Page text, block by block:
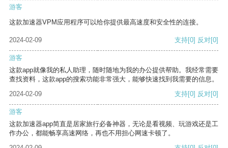
游客
这款加速器VPM应用程序可以给你提供最高速度和安全性的连接。
2024-02-09 支持[0] 反对[0]
游客
这款app就像我的私人助理，随时随地为我的办公提供帮助。我经常需要
查找资料，这款app的搜索功能非常强大，能够快速找到我需要的信息。
2024-02-09
支持[0] 反对[0]
游客
这款加速器app简直是居家旅行必备神器，无论是看视频、玩游戏还是工
作办公，都能畅享高速网络，再也不用担心网速卡顿了。